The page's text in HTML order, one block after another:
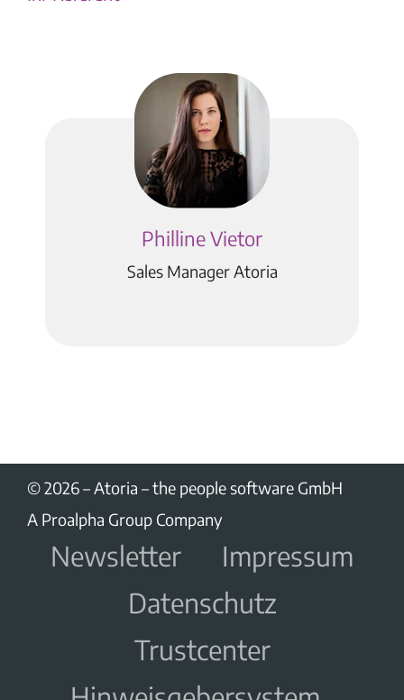
Philline Vietor
Sales Manager Atoria
© 2026 –Atoria – the people software GmbH
A Proalpha Group Company
Newsletter
Impressum
Datenschutz
Trustcenter